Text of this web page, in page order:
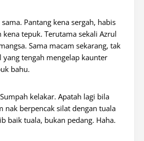
Pantang kena sergah, habis
kena tepuk. Terutama sekali Azrul
Sama macam sekarang, tak
yang tengah mengelap kaunter
bahu.
kelakar. Apatah lagi bila
nak berpencak silat dengan tuala
baik tuala, bukan pedang. Haha.